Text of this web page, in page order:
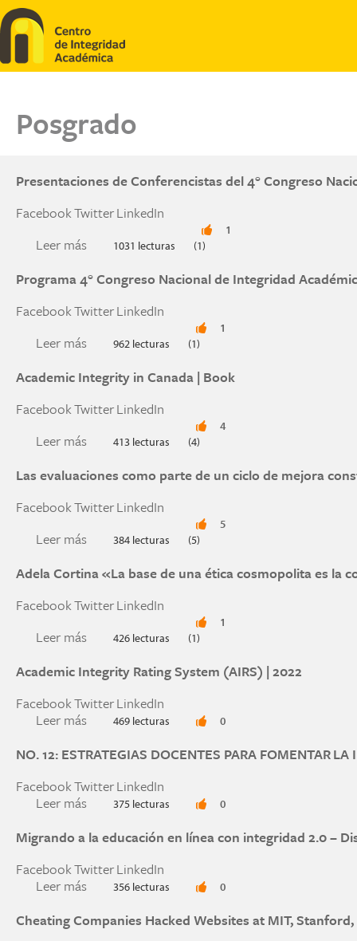
Pasar al contenido principal
Posgrado
Presentaciones de Conferencistas del 4° Congreso
FacebookTwitterLinkedIn
Leer más sobre Presentaciones de Conferencistas del
1031 lecturas
1
(1)
Programa 4° Congreso Nacional de Integridad
FacebookTwitterLinkedIn
Leer más sobre Programa 4° Congreso Nacional de
962 lecturas
1
(1)
Academic Integrity in Canada | Book
FacebookTwitterLinkedIn
Leer más sobre Academic Integrity in Canada | Book
413 lecturas
4
(4)
Las evaluaciones como parte de un ciclo de mejora
FacebookTwitterLinkedIn
Leer más sobre Las evaluaciones como parte de un
384 lecturas
5
(5)
Adela Cortina «La base de una ética cosmopolita es la
FacebookTwitterLinkedIn
Leer más sobre Adela Cortina «La base de una ética
426 lecturas
1
(1)
Academic Integrity Rating System (AIRS) | 2022
FacebookTwitterLinkedIn
Leer más sobre Academic Integrity Rating System (AIRS)
469 lecturas 0
NO. 12: ESTRATEGIAS DOCENTES PARA FOMENTAR
FacebookTwitterLinkedIn
Leer más sobre NO. 12: ESTRATEGIAS DOCENTES
375 lecturas 0
Migrando a la educación en línea con integridad 2.0 –
FacebookTwitterLinkedIn
Leer más sobre Migrando a la educación en línea con
356 lecturas 0
Cheating Companies Hacked Websites at MIT,